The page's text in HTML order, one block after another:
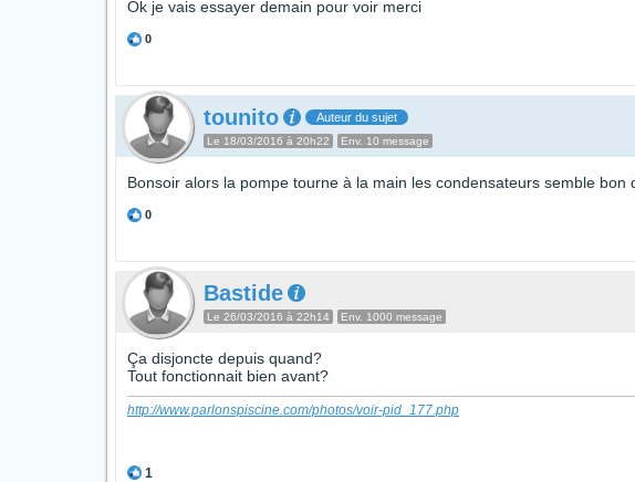
Ok je vais essayer demain pour voir merci
0
tounito Auteur du sujet
Le 18/03/2016 à 20h22 Env. 10 message
Bonsoir alors la pompe tourne à la main les condensateurs semble bon
0
Bastide
Le 26/03/2016 à 22h14 Env. 1000 message
Ça disjoncte depuis quand?
Tout fonctionnait bien avant?
http://www.parlonspiscine.com/photos/voir-pid_177.php
1